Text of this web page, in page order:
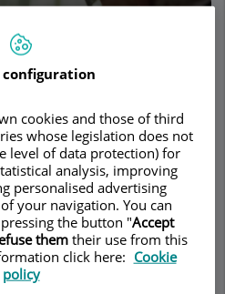
Y ADOLESCENTE
Contacto
cita
configuration
cookies and those of third
whose legislation does not
level of data protection) for
analysis, improving
personalised advertising
your navigation. You can
the button "Accept
them their use from this
click here: Cookie
policy